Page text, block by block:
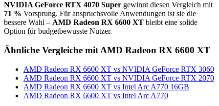
NVIDIA GeForce RTX 4070 Super gewinnt diesen Vergleich mit
71 % Vorsprung. Für anspruchsvolle Anwendungen ist sie die
bessere Wahl – AMD Radeon RX 6600 XT bleibt eine solide
Option für budgetbewusste Nutzer.
Ähnliche Vergleiche mit AMD Radeon RX 6600 XT
AMD Radeon RX 6600 XT vs NVIDIA GeForce RTX 3060
AMD Radeon RX 6600 XT vs NVIDIA GeForce RTX 2070
AMD Radeon RX 6600 XT vs Intel Arc A770 16GB
AMD Radeon RX 6600 XT vs Intel Arc A770